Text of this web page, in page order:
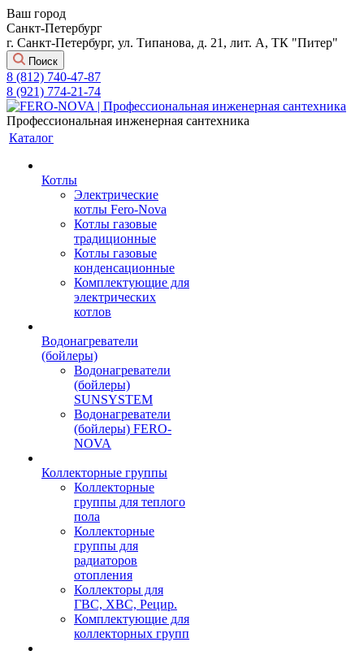
Ваш город
Санкт-Петербург
г. Санкт-Петербург, ул. Типанова, д. 21, лит. А, ТК "Питер"
Поиск
8 (812) 740-47-87
8 (921) 774-21-74
Профессиональная инженерная сантехника
Каталог
Котлы
Электрические
котлы Fero-Nova
Котлы газовые
традиционные
Котлы газовые
конденсационные
Комплектующие для
электрических
котлов
Водонагреватели
(бойлеры)
Водонагреватели
(бойлеры)
SUNSYSTEM
Водонагреватели
(бойлеры) FERO-
NOVA
Коллекторные группы
Коллекторные
группы для теплого
пола
Коллекторные
группы для
радиаторов
отопления
Коллекторы для
ГВС, ХВС, Рецир.
Комплектующие для
коллекторных групп